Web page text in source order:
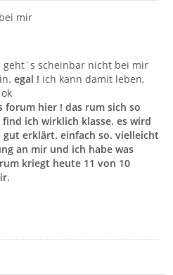
mir
geht`s scheinbar nicht bei mir
egal ! ich kann damit leben,
forum hier ! das rum sich so
ich wirklich klasse. es wird
erklärt. einfach so. vielleicht
an mir und ich habe was
kriegt heute 11 von 10